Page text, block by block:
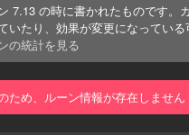
7.13 の時に書かれたものです。
いたり、効果が変更になっている
の統計を見る
ため、ルーン情報が存在しません